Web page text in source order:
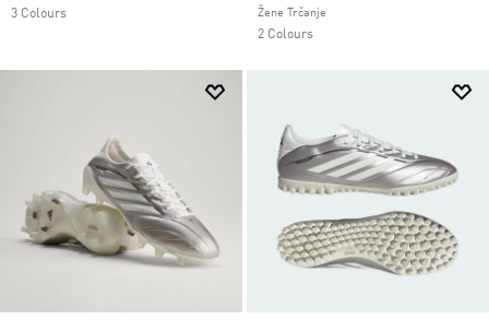
3 Colours Žene Trčanje
2 Colours